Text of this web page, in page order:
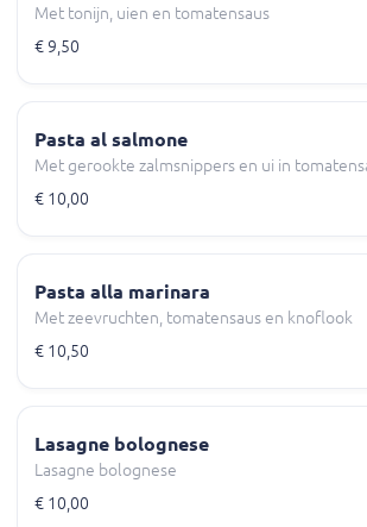
Met tonijn, uien en tomatensaus
€ 9,50
Pasta al salmone
Met gerookte zalmsnippers en ui in
€ 10,00
Pasta alla marinara
Met zeevruchten, tomatensaus en knoflook
€ 10,50
Lasagne bolognese
Lasagne bolognese
€ 10,00